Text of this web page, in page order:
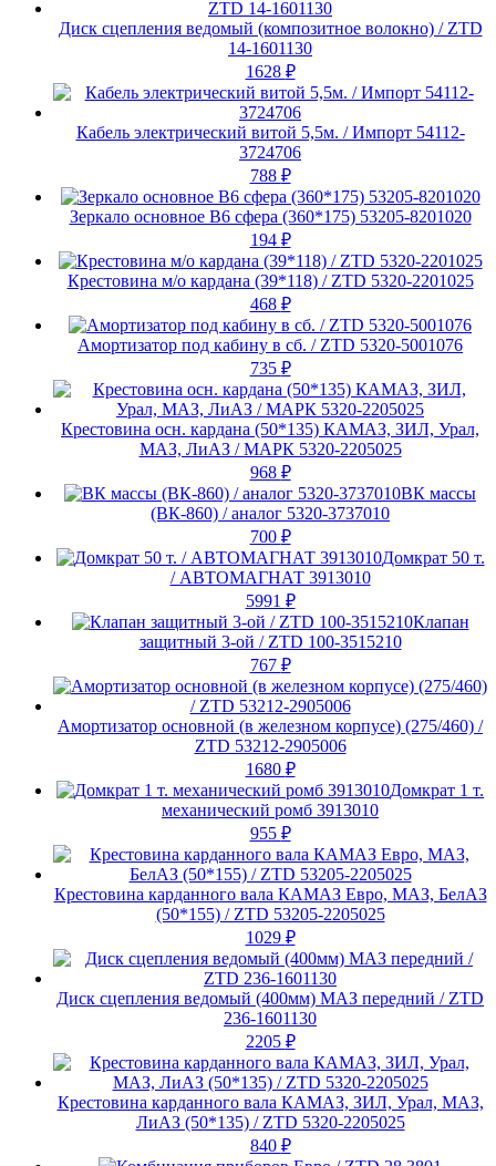
Диск сцепления ведомый (композитное волокно) / ZTD
14-1601130
1628 ₽
Кабель электрический витой 5,5м. / Импорт 54112-
3724706
788 ₽
Зеркало основное В6 сфера (360*175) 53205-8201020
194 ₽
Крестовина м/о кардана (39*118) / ZTD 5320-2201025
468 ₽
Амортизатор под кабину в сб. / ZTD 5320-5001076
735 ₽
Крестовина осн. кардана (50*135) КАМАЗ, ЗИЛ, Урал,
МАЗ, ЛиАЗ / МАРК 5320-2205025
968 ₽
ВК массы
(ВК-860) / аналог 5320-3737010
700 ₽
Домкрат 50 т.
/ АВТОМАГНАТ 3913010
5991 ₽
Клапан
защитный 3-ой / ZTD 100-3515210
767 ₽
Амортизатор основной (в железном корпусе) (275/460) /
ZTD 53212-2905006
1680 ₽
Домкрат 1 т.
механический ромб 3913010
955 ₽
Крестовина карданного вала КАМАЗ Евро, МАЗ, БелАЗ
(50*155) / ZTD 53205-2205025
1029 ₽
Диск сцепления ведомый (400мм) МАЗ передний / ZTD
236-1601130
2205 ₽
Крестовина карданного вала КАМАЗ, ЗИЛ, Урал, МАЗ,
ЛиАЗ (50*135) / ZTD 5320-2205025
840 ₽